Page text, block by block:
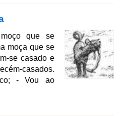
tenho o que
- Se o mal é
e eu te
o pardal.
que se
moça que se
se casado e
casados.
- Vou ao
coisa